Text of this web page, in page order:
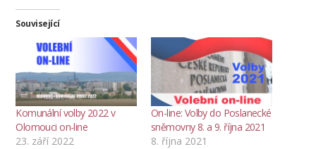
Související
Komunální volby 2022 v
Olomouci on-line
23. září 2022
On-line: Volby do Poslanecké
sněmovny 8. a 9. října 2021
8. října 2021